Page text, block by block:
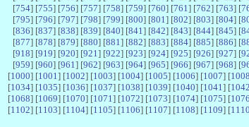
[754] [755] [756] [757] [758] [759] [760] [761 ] [762] [763] [
[795] [796] [797] [798] [799] [800] [801 ] [802] [803] [804] [
[836] [837] [838] [839] [840] [841 ] [842] [843] [844] [845] [
[877] [878] [879] [880] [881 ] [882] [883] [884] [885] [886] [
[918] [919] [920] [921 ] [922] [923] [924] [925] [926] [927] [
[959] [960] [961 ] [962] [963] [964] [965] [966] [967] [968] [
[1000] [1001 ] [1002] [1003] [1004] [1005] [1006] [1007] [1008
[1034] [1035] [1036] [1037] [1038] [1039] [1040] [1041 ] [1042
[1068] [1069] [1070] [1071 ] [1072] [1073] [1074] [1075] [1076
[1102] [1103] [1104] [1105] [1106] [1107] [1108] [1109] [1110